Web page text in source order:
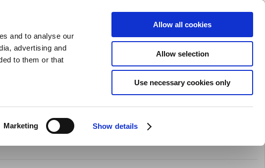
and to analyse our
advertising and
to them or that
Marketing Show details
Allow all cookies
Allow selection
Use necessary cookies only
Søg Indkøbskurv (0)
Barudstyr Tilbud Brands Slibning
1,0 ltr SAN Plastic